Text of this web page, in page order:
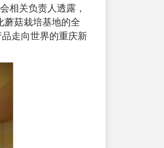
相关负责人透露，
蘑菇栽培基地的全
走向世界的重庆新